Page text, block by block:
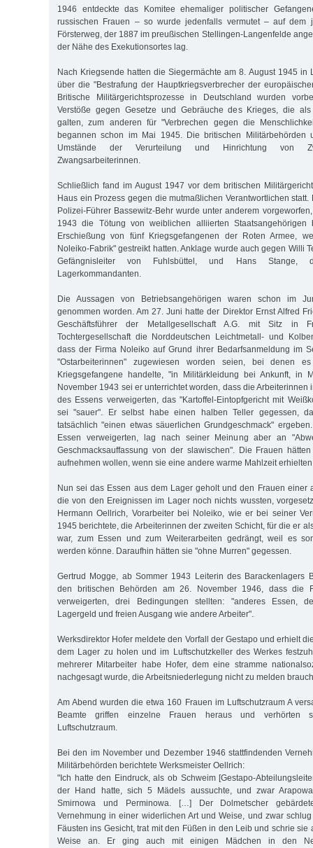
1946 entdeckte das Komitee ehemaliger politischer
russischen Frauen – so wurde jedenfalls vermutet – auf dem
Försterweg, der 1887 im preußischen Stellingen-Langenfelde
der Nähe des Exekutionsortes lag.
Nach Kriegsende hatten die Siegermächte am 8. August 1945 in
über die "Bestrafung der Hauptkriegsverbrecher der
Britische Militärgerichtsprozesse in Deutschland wurden
Verstöße gegen Gesetze und Gebräuche des Krieges, die
galten, zum anderen für "Verbrechen gegen die
begannen schon im Mai 1945. Die britischen Militärbehörden
Umstände der Verurteilung und Hinrichtung von
Zwangsarbeiterinnen.
Schließlich fand im August 1947 vor dem britischen
Haus ein Prozess gegen die mutmaßlichen Verantwortlichen
Polizei-Führer Bassewitz-Behr wurde unter anderem
1943 die Tötung von weiblichen alliierten Staatsangehörigen
Erschießung von fünf Kriegsgefangenen der Roten Armee,
Noleiko-Fabrik" gestreikt hatten. Anklage wurde auch gegen Willi
Gefängnisleiter von Fuhlsbüttel, und Hans Stange,
Lagerkommandanten.
Die Aussagen von Betriebsangehörigen waren schon im
genommen worden. Am 27. Juni hatte der Direktor Ernst Alfred
Geschäftsfüh­rer der Metallgesellschaft A.G. mit Sitz in
Tochtergesellschaft die Norddeutschen Leichtmetall- und
dass der Firma Noleiko auf Grund ihrer Bedarfsanmeldung im
"Ostarbeiterinnen" zugewiesen worden seien, bei denen
Kriegsgefangene handelte, "in Militärkleidung bei Ankunft, in
November 1943 sei er unterrichtet worden, dass die Arbeiterinnen
des Essens verweigerten, das "Kartoffel-Eintopfgericht mit
sei "sauer". Er selbst habe einen halben Teller gegessen,
tatsächlich "einen etwas säuerlichen Grundgeschmack"
Essen verweigerten, lag nach seiner Meinung aber an
Geschmacksauffassung von der slawischen". Die Frauen
aufnehmen wollen, wenn sie eine andere warme Mahlzeit
Nun sei das Essen aus dem Lager geholt und den Frauen einer
die von den Ereignissen im Lager noch nichts wussten,
Hermann Oellrich, Vorarbeiter bei Noleiko, wie er bei seiner
1945 berichtete, die Arbeiterinnen der zweiten Schicht, für die er
war, zum Essen und zum Weiterarbeiten gedrängt, weil es
werden könne. Daraufhin hätten sie "ohne Murren" gegessen.
Gertrud Mogge, ab Sommer 1943 Leiterin des Barackenlagers
den britischen Behörden am 26. November 1946, dass die
verweigerten, drei Bedingungen stellten: "anderes Essen,
Lagergeld und freien Ausgang wie andere Arbeiter".
Werksdirektor Hofer meldete den Vorfall der Gestapo und erhielt
dem Lager zu holen und im Luftschutzkeller des Werkes
mehrerer Mitarbeiter habe Hofer, dem eine stramme
nachgesagt wurde, die Arbeitsniederlegung nicht zu melden
Am Abend wurden die etwa 160 Frauen im Luftschutzraum A
Beamte griffen einzelne Frauen heraus und verhörten
Luftschutzraum.
Bei den im November und Dezember 1946 stattfindenden
Militärbehörden berichtete Werksmeister Oellrich:
"Ich hatte den Eindruck, als ob Schweim [Gestapo-
der Hand hatte, sich 5 Mädels aussuchte, und zwar
Smirnowa und Perminowa. […] Der Dolmetscher
Vernehmung in einer widerlichen Art und Weise, und zwar
Fäusten ins Gesicht, trat mit den Füßen in den Leib und schrie sie
Weise an. Er ging auch mit einigen Mädchen in den